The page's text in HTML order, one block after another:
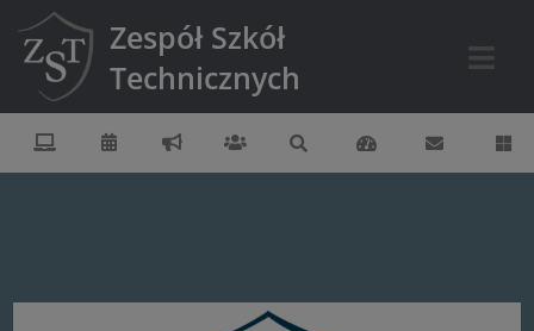
Zespół Szkół
Technicznych